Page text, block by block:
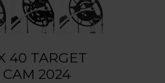
40 TARGET
2024